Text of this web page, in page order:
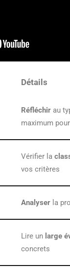
Détails
Réfléchir au
maximum
Vérifier la
vos critères
Analyser la
Lire un large
concrets